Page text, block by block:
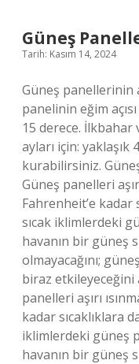
Güneş
Tarih: Kasım 14, 2024
Güneş panellerinin
panelinin eğim
15 derece. İlkbahar
ayları için:
kurabilirsiniz.
Güneş panelleri
Fahrenheit’e kadar
sıcak iklimlerdeki
havanın bir güneş
olmayacağını;
biraz etkileyeceğini
panelleri aşırı
kadar sıcaklıklara
iklimlerdeki güneş
havanın bir güneş